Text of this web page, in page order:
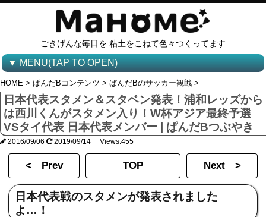
ごきげんな毎日を 粘土をこねて色々つくってます
▼ MENU(TAP TO OPEN)
HOME > ぱんだBコンテンツ > ぱんだBのサッカー観戦 >
日本代表スタメン＆スタベン発表！浦和レッズから
は西川くんがスタメン入り！W杯アジア最終予選
VSタイ代表 日本代表メンバー | ぱんだBつぶやき
2016/09/06 2019/09/14 Views:455
< Prev TOP Next >
日本代表戦のスタメンが発表されました
よ…！